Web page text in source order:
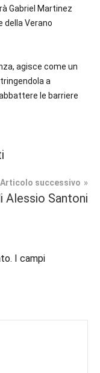
Gabriel Martinez
della Verano
agisce come un
a
le barriere
Articolo successivo
Alessio Santoni
I campi